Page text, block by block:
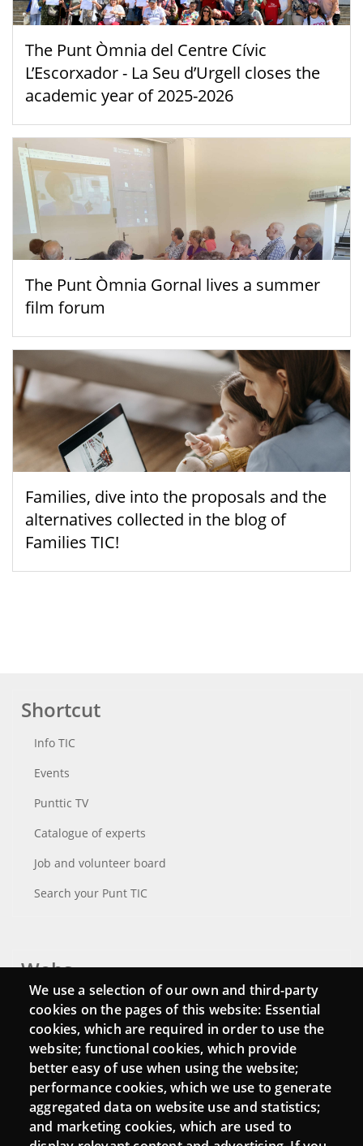
The Punt Òmnia del Centre Cívic
L’Escorxador - La Seu d’Urgell closes the
academic year of 2025-2026
The Punt Òmnia Gornal lives a summer
film forum
Families, dive into the proposals and the
alternatives collected in the blog of
Families TIC!
Shortcut
Info TIC
Events
Punttic TV
Catalogue of experts
Job and volunteer board
Search your Punt TIC
Webs
Login
Mattermost Punt TIC
Moodle CampusLab
Connect
We use a selection of our own and third-party
cookies on the pages of this website: Essential
cookies, which are required in order to use the
website; functional cookies, which provide
better easy of use when using the website;
performance cookies, which we use to generate
aggregated data on website use and statistics;
and marketing cookies, which are used to